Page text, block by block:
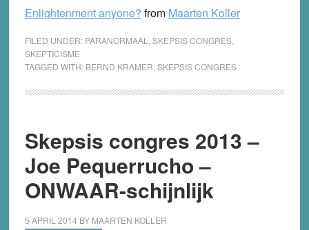
Enlightenment anyone? from Maarten Koller
FILED UNDER: PARANORMAAL SKEPSIS CONGRES,
SKEPTICISME
TAGGED WITH: BERND KRAMER SKEPSIS CONGRES
Skepsis congres 2013 –
Joe Pequerrucho –
ONWAAR-schijnlijk
5 APRIL 2014 BY MAARTEN KOLLER